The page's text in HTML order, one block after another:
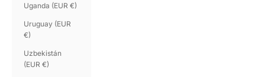
Uganda (EUR €)
Uruguay (EUR
€)
Uzbekistán
(EUR €)